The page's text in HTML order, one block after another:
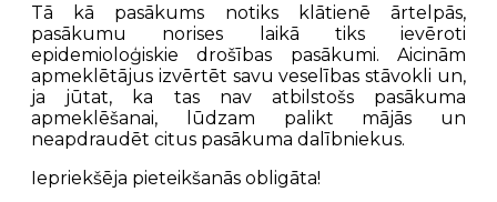
Tā kā pasākums notiks klātienē ārtelpās,
pasākumu norises laikā tiks ievēroti
epidemioloģiskie drošības pasākumi. Aicinām
apmeklētājus izvērtēt savu veselības stāvokli un,
ja jūtat, ka tas nav atbilstošs pasākuma
apmeklēšanai, lūdzam palikt mājās un
neapdraudēt citus pasākuma dalībniekus.
Iepriekšēja pieteikšanās obligāta!